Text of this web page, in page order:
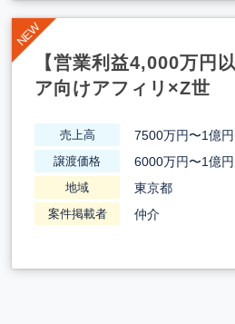
【営業利益4,000万円
ア向けアフィリ×Z世
売上高 7500万円〜1億円
譲渡価格 6000万円〜1億円
地域 東京都
案件掲載者 仲介